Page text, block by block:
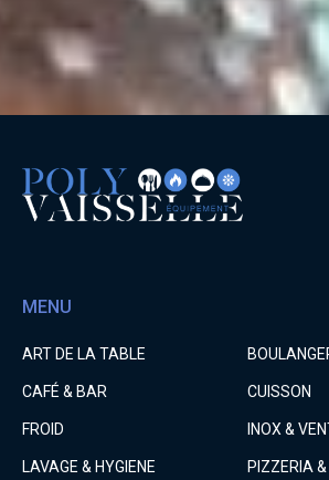
MENU
ART DE LA TABLE
CAFÉ & BAR CUISSON
FROID INOX &
LAVAGE & HYGIENE PIZZERIA